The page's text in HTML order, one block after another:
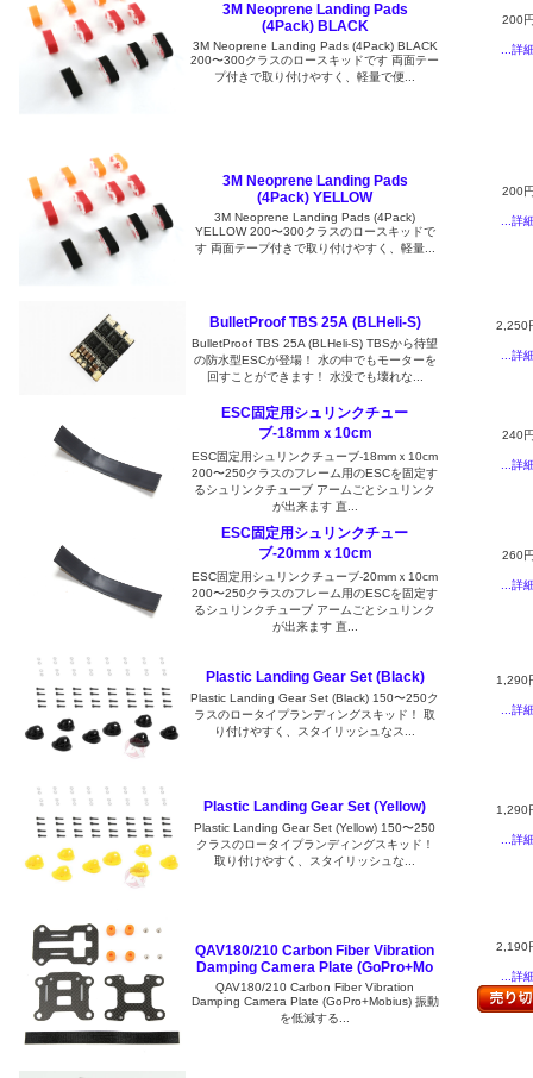
3M Neoprene Landing Pads
(4Pack) BLACK
3M Neoprene Landing Pads (4Pack) BLACK
200〜300クラスのロースキッドです 両面テー
プ付きで取り付けやすく、軽量で便...
200
...詳
3M Neoprene Landing Pads
(4Pack) YELLOW
3M Neoprene Landing Pads (4Pack)
YELLOW 200〜300クラスのロースキッドで
す 両面テープ付きで取り付けやすく、軽量...
200
...詳
BulletProof TBS 25A (BLHeli-S)
BulletProof TBS 25A (BLHeli-S) TBSから待望
の防水型ESCが登場！ 水の中でもモーターを
回すことができます！ 水没でも壊れな...
2,250
...詳
ESC固定用シュリンクチュー
ブ-18mmｘ10cm
ESC固定用シュリンクチューブ-18mmｘ10cm
200〜250クラスのフレーム用のESCを固定す
るシュリンクチューブ アームごとシュリンク
が出来ます 直...
240
...詳
ESC固定用シュリンクチュー
ブ-20mmｘ10cm
ESC固定用シュリンクチューブ-20mmｘ10cm
200〜250クラスのフレーム用のESCを固定す
るシュリンクチューブ アームごとシュリンク
が出来ます 直...
260
...詳
Plastic Landing Gear Set (Black)
Plastic Landing Gear Set (Black) 150〜250ク
ラスのロータイプランディングスキッド！ 取
り付けやすく、スタイリッシュなス...
1,290
...詳
Plastic Landing Gear Set (Yellow)
Plastic Landing Gear Set (Yellow) 150〜250
クラスのロータイプランディングスキッド！
取り付けやすく、スタイリッシュな...
1,290
...詳
QAV180/210 Carbon Fiber Vibration
Damping Camera Plate (GoPro+Mo
QAV180/210 Carbon Fiber Vibration
Damping Camera Plate (GoPro+Mobius) 振動
を低減する...
2,190
...詳